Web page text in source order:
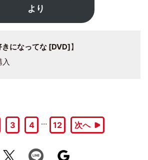
より
になってな [DVD]】
入
3 4 … 12 次へ